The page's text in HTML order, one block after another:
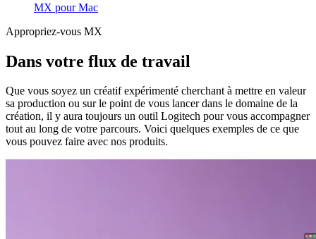
MX pour Mac
Appropriez-vous MX
Dans votre flux de travail
Que vous soyez un créatif expérimenté cherchant à mettre en valeur
sa production ou sur le point de vous lancer dans le domaine de la
création, il y aura toujours un outil Logitech pour vous accompagner
tout au long de votre parcours. Voici quelques exemples de ce que
vous pouvez faire avec nos produits.